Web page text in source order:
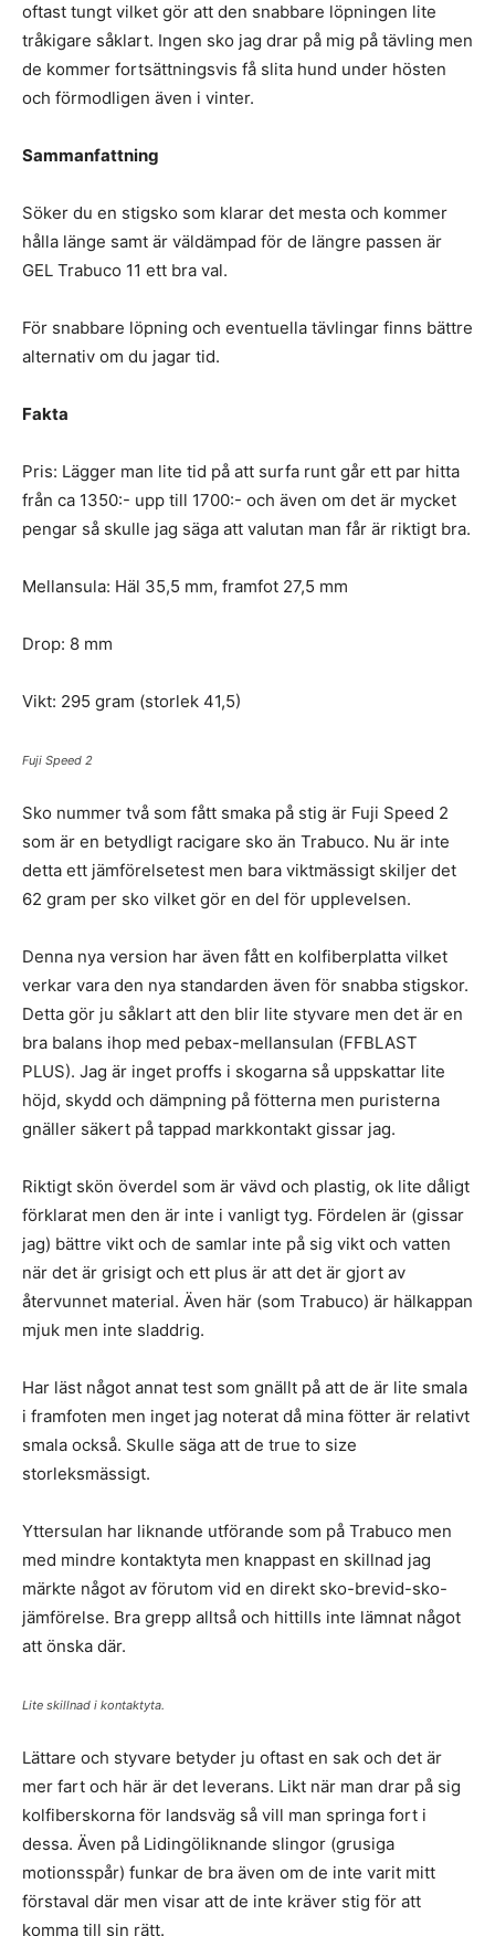
oftast tungt vilket gör att den snabbare löpningen lite
tråkigare såklart. Ingen sko jag drar på mig på tävling men
de kommer fortsättningsvis få slita hund under hösten
och förmodligen även i vinter.
Sammanfattning
Söker du en stigsko som klarar det mesta och kommer
hålla länge samt är väldämpad för de längre passen är
GEL Trabuco 11 ett bra val.
För snabbare löpning och eventuella tävlingar finns bättre
alternativ om du jagar tid.
Fakta
Pris: Lägger man lite tid på att surfa runt går ett par hitta
från ca 1350:- upp till 1700:- och även om det är mycket
pengar så skulle jag säga att valutan man får är riktigt bra.
Mellansula: Häl 35,5 mm, framfot 27,5 mm
Drop: 8 mm
Vikt: 295 gram (storlek 41,5)
Fuji Speed 2
Sko nummer två som fått smaka på stig är Fuji Speed 2
som är en betydligt racigare sko än Trabuco. Nu är inte
detta ett jämförelsetest men bara viktmässigt skiljer det
62 gram per sko vilket gör en del för upplevelsen.
Denna nya version har även fått en kolfiberplatta vilket
verkar vara den nya standarden även för snabba stigskor.
Detta gör ju såklart att den blir lite styvare men det är en
bra balans ihop med pebax-mellansulan (FFBLAST
PLUS). Jag är inget proffs i skogarna så uppskattar lite
höjd, skydd och dämpning på fötterna men puristerna
gnäller säkert på tappad markkontakt gissar jag.
Riktigt skön överdel som är vävd och plastig, ok lite dåligt
förklarat men den är inte i vanligt tyg. Fördelen är (gissar
jag) bättre vikt och de samlar inte på sig vikt och vatten
när det är grisigt och ett plus är att det är gjort av
återvunnet material. Även här (som Trabuco) är hälkappan
mjuk men inte sladdrig.
Har läst något annat test som gnällt på att de är lite smala
i framfoten men inget jag noterat då mina fötter är relativt
smala också. Skulle säga att de true to size
storleksmässigt.
Yttersulan har liknande utförande som på Trabuco men
med mindre kontaktyta men knappast en skillnad jag
märkte något av förutom vid en direkt sko-brevid-sko-
jämförelse. Bra grepp alltså och hittills inte lämnat något
att önska där.
Lite skillnad i kontaktyta.
Lättare och styvare betyder ju oftast en sak och det är
mer fart och här är det leverans. Likt när man drar på sig
kolfiberskorna för landsväg så vill man springa fort i
dessa. Även på Lidingöliknande slingor (grusiga
motionsspår) funkar de bra även om de inte varit mitt
förstaval där men visar att de inte kräver stig för att
komma till sin rätt.